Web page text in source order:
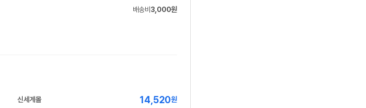
배송비 3,000원
신세계몰 14,520원